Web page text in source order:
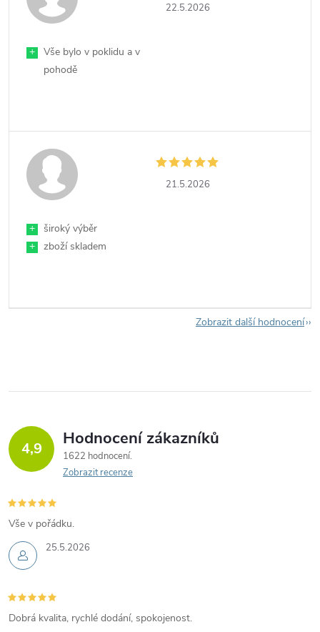
22.5.2026
+
Vše bylo v poklidu a v
pohodě
21.5.2026
+
široký výběr
+
zboží skladem
Zobrazit další hodnocení
4,9 Hodnocení zákazníků
1622 hodnocení
Zobrazit recenze
25.5.2026
Vše v pořádku.
Dobrá kvalita, rychlé dodání, spokojenost.